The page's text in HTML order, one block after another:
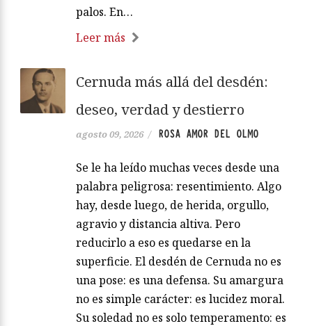
palos. En…
Leer más
Cernuda más allá del desdén:
deseo, verdad y destierro
agosto 09, 2026 / ROSA AMOR DEL OLMO
Se le ha leído muchas veces desde una
palabra peligrosa: resentimiento. Algo
hay, desde luego, de herida, orgullo,
agravio y distancia altiva. Pero
reducirlo a eso es quedarse en la
superficie. El desdén de Cernuda no es
una pose: es una defensa. Su amargura
no es simple carácter: es lucidez moral.
Su soledad no es solo temperamento: es